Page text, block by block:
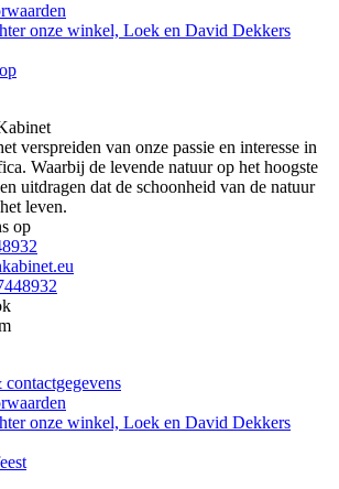
onze winkel, Loek en David Dekkers
verspreiden van onze passie en interesse in
Waarbij de levende natuur op het hoogste
uitdragen dat de schoonheid van de natuur
leven.
op
onze winkel, Loek en David Dekkers